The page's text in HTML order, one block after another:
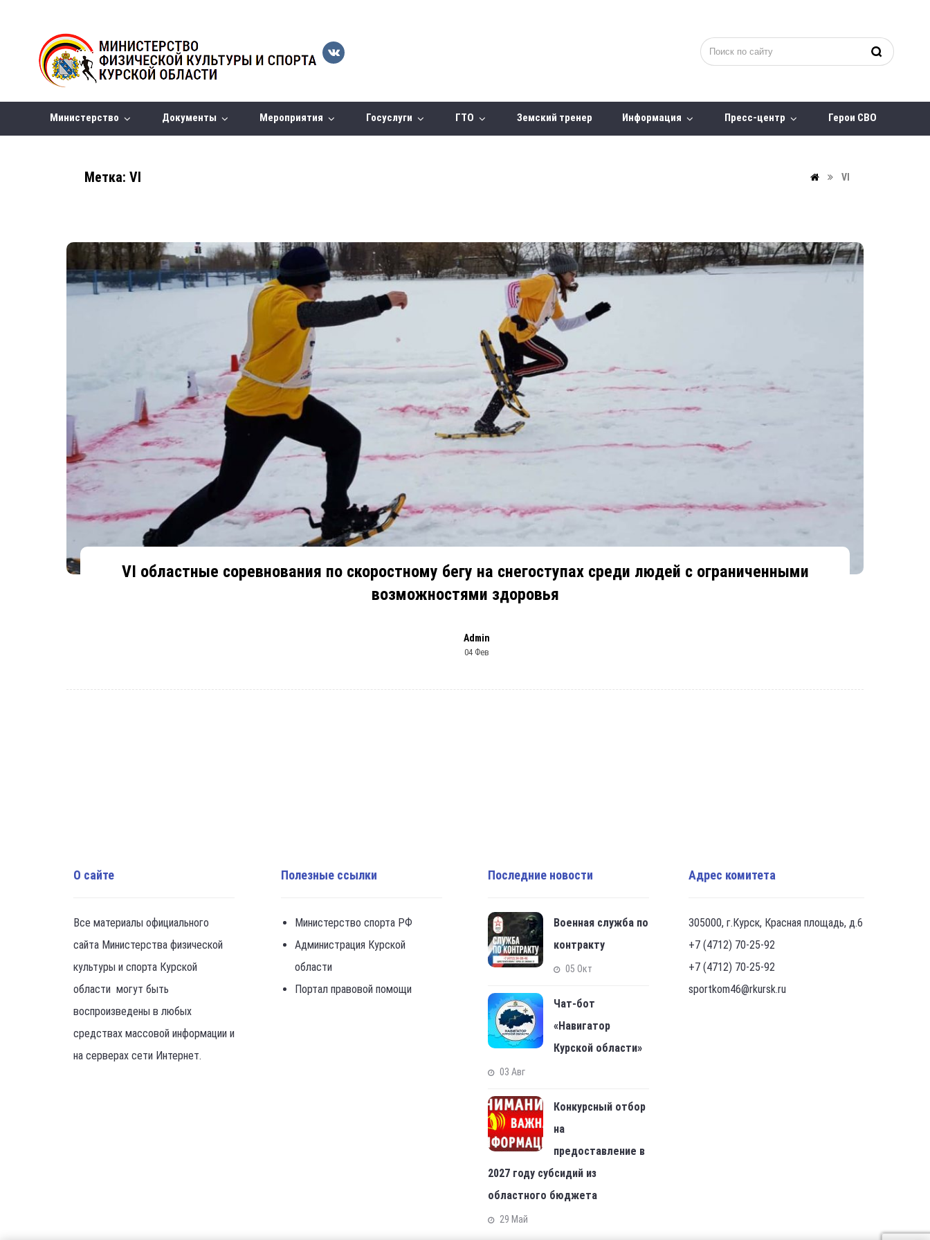
Министерство Документы Мероприятия Госуслуги ГТО Земский тренер Информация Пресс-центр Герои СВО
Метка: VI VI
VI областные соревнования по скоростному бегу на снегоступах среди людей с ограниченными
возможностями здоровья
Admin
04 Фев
О сайте
Все материалы официального
сайта Министерства физической
культуры и спорта Курской
области могут быть
воспроизведены в любых
средствах массовой информации и
на серверах сети Интернет.
Полезные ссылки
Министерство спорта РФ
Администрация Курской
области
Портал правовой помощи
Последние новости
Военная служба по
контракту
05 Окт
Чат-бот
«Навигатор
Курской области»
03 Авг
Конкурсный отбор
на
предоставление в
2027 году субсидий из
областного бюджета
29 Май
Адрес комитета
305000, г.Курск, Красная площадь, д.6
+7 (4712) 70-25-92
+7 (4712) 70-25-92
sportkom46@rkursk.ru